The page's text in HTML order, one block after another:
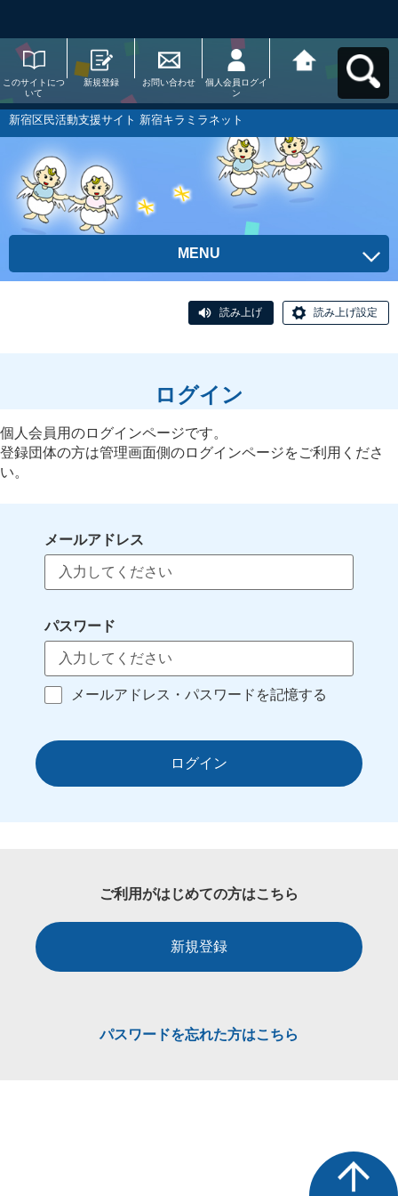
このサイトにつ
いて
新規登録 お問い合わせ
個人会員ログイ
ン
ラミラネットへ
新宿区民活動支援サイト 新宿キラミラネット
MENU
読み上げ 読み上げ設定
ログイン
個人会員用のログインページです。
登録団体の方は管理画面側のログインページをご利用くださ
い。
メールアドレス
パスワード
メールアドレス・パスワードを記憶する
ログイン
ご利用がはじめての方はこちら
新規登録
パスワードを忘れた方はこちら